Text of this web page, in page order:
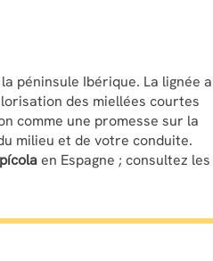
péninsule Ibérique. La lignée a
des miellées courtes
comme une promesse sur la
milieu et de votre conduite.
en Espagne ; consultez les